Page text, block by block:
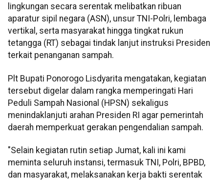
lingkungan secara serentak melibatkan ribuan
aparatur sipil negara (ASN), unsur TNI-Polri, lembaga
vertikal, serta masyarakat hingga tingkat rukun
tetangga (RT) sebagai tindak lanjut instruksi Presiden
terkait penanganan sampah.
Plt Bupati Ponorogo Lisdyarita mengatakan, kegiatan
tersebut digelar dalam rangka memperingati Hari
Peduli Sampah Nasional (HPSN) sekaligus
menindaklanjuti arahan Presiden RI agar pemerintah
daerah memperkuat gerakan pengendalian sampah.
"Selain kegiatan rutin setiap Jumat, kali ini kami
meminta seluruh instansi, termasuk TNI, Polri, BPBD,
dan masyarakat, melaksanakan kerja bakti serentak